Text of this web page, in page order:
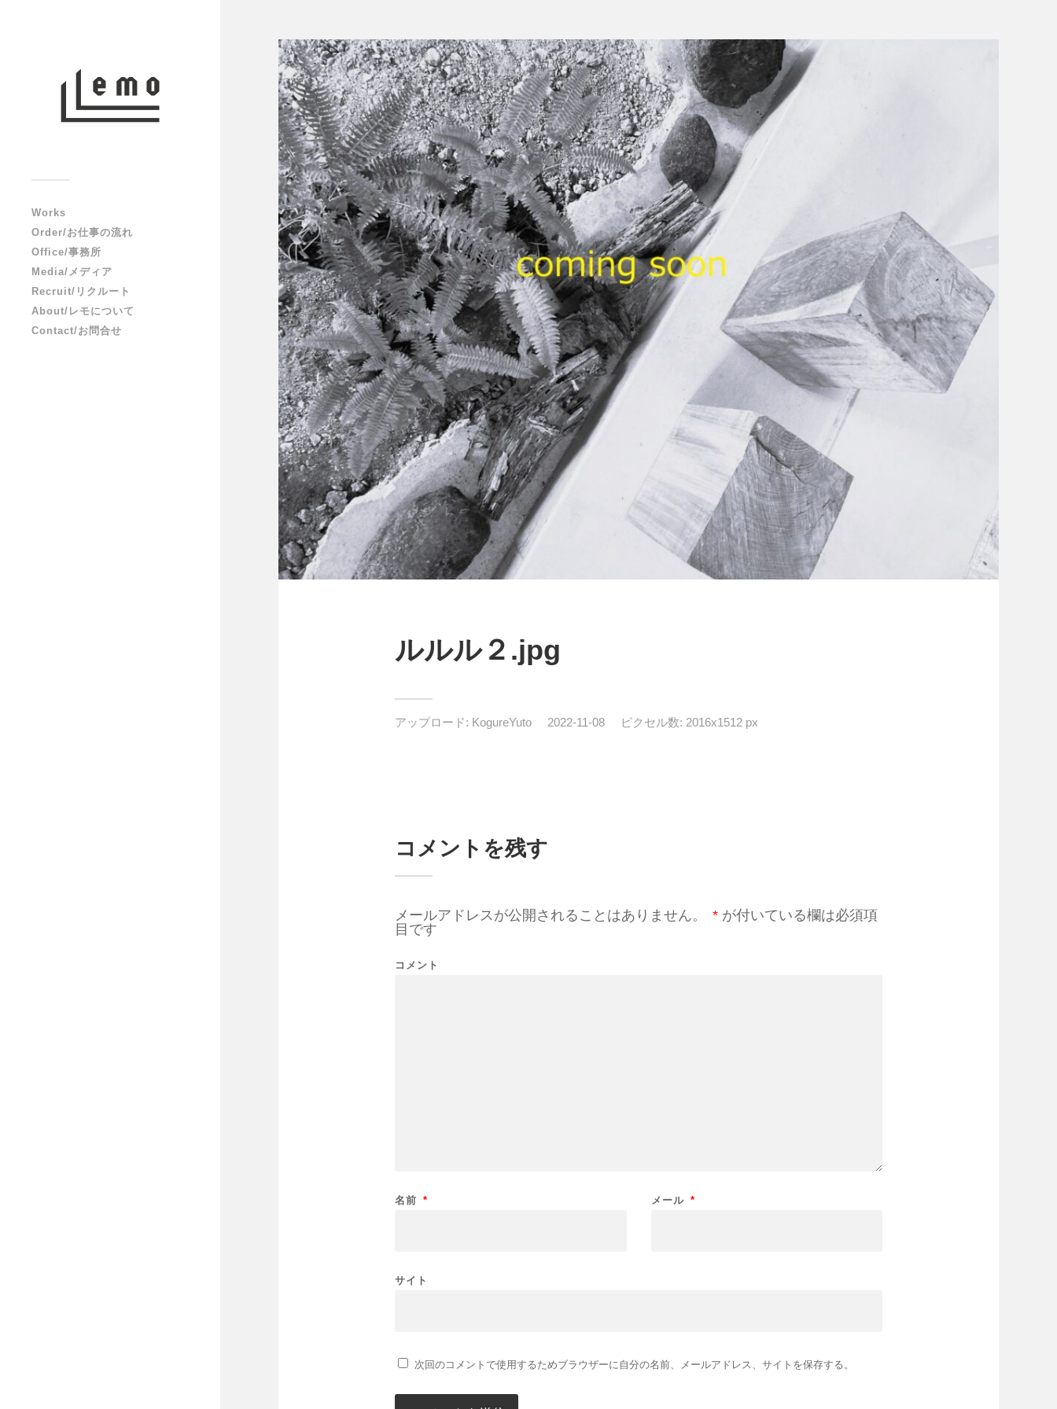
Works
Order/お仕事の流れ
Office/事務所
Media/メディア
Recruit/リクルート
About/レモについて
Contact/お問合せ
ルルル２.jpg
アップロード: KogureYuto 2022-11-08 ピクセル数: 2016x1512 px
コメントを残す
メールアドレスが公開されることはありません。 * が付いている欄は必須項
目です
コメント
名前 * メール *
サイト
次回のコメントで使用するためブラウザーに自分の名前、メールアドレス、サイトを保存する。